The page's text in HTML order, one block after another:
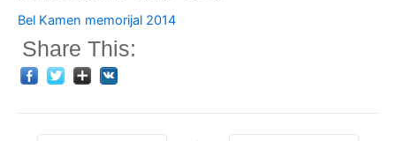
Bel Kamen memorijal 2014
Share This: